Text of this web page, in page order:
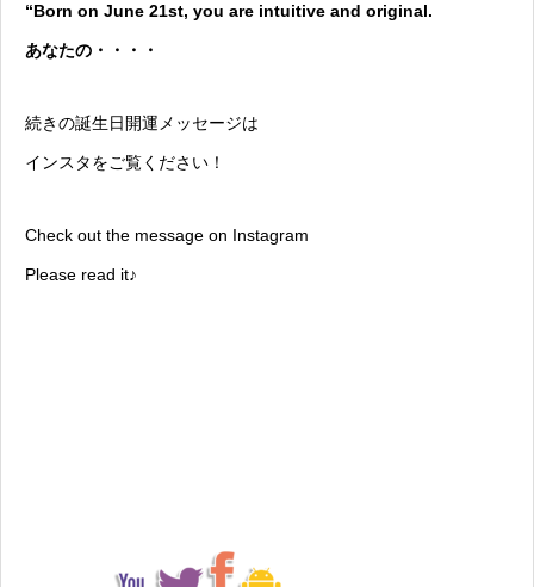
“Born on June 21st, you are intuitive and original.
あなたの・・・・
続きの誕生日開運メッセージは
インスタをご覧ください！
Check out the message on Instagram
Please read it♪